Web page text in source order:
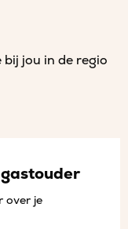
jou in de regio
over je